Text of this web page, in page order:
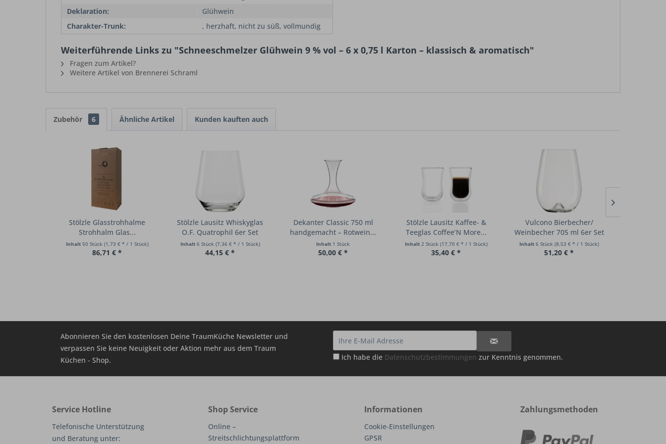
Deklaration:
Glühwein
Charakter-Trunk:
, herzhaft, nicht zu süß, vollmundig
Weiterführende Links zu "Schneeschmelzer Glühwein 9 % vol – 6 x 0,75 l Karton – klassisch & aromatisch"
Fragen zum Artikel?
Weitere Artikel von Brennerei Schraml
Zubehör 6 Ähnliche Artikel Kunden kauften auch
Stölzle Glasstrohhalme
Strohhalm Glas...
Inhalt 50 Stück (1,73 € * / 1 Stück)
86,71 € *
Stölzle Lausitz Whiskyglas
O.F. Quatrophil 6er Set
Inhalt 6 Stück (7,36 € * / 1 Stück)
44,15 € *
Dekanter Classic 750 ml
handgemacht – Rotwein...
Inhalt 1 Stück
50,00 € *
Stölzle Lausitz Kaffee- &
Teeglas Coffee’N More...
Inhalt 2 Stück (17,70 € * / 1 Stück)
35,40 € *
Vulcono Bierbecher/
Weinbecher 705 ml 6er Set
Inhalt 6 Stück (8,53 € * / 1 Stück)
51,20 € *
Abonnieren Sie den kostenlosen Deine TraumKüche Newsletter und
verpassen Sie keine Neuigkeit oder Aktion mehr aus dem Traum
Küchen - Shop.
Ich habe die Datenschutzbestimmungen zur Kenntnis genommen.
Service Hotline
Telefonische Unterstützung
und Beratung unter:
Shop Service
Online –
Streitschlichtungsplattform
Informationen
Cookie-Einstellungen
GPSR
Zahlungsmethoden